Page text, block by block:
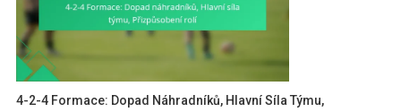
4-2-4 Formace: Dopad Náhradníků, Hlavní Síla Týmu,